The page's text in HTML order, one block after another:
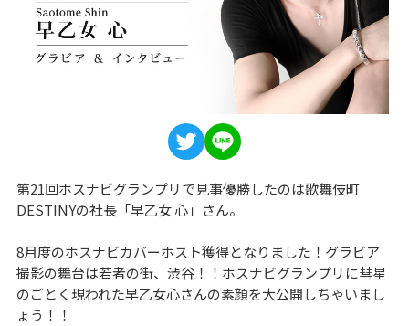
第21回ホスナビグランプリで見事優勝したのは歌舞伎町
DESTINYの社長「早乙女 心」さん。
8月度のホスナビカバーホスト獲得となりました！グラビア
撮影の舞台は若者の街、渋谷！！ホスナビグランプリに彗星
のごとく現われた早乙女心さんの素顔を大公開しちゃいまし
ょう！！